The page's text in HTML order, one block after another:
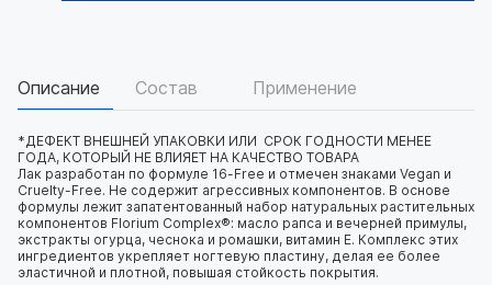
Описание Состав Применение
*ДЕФЕКТ ВНЕШНЕЙ УПАКОВКИ ИЛИ СРОК ГОДНОСТИ МЕНЕЕ
ГОДА, КОТОРЫЙ НЕ ВЛИЯЕТ НА КАЧЕСТВО ТОВАРА
Лак разработан по формуле 16-Free и отмечен знаками Vegan и
Cruelty-Free. Не содержит агрессивных компонентов. В основе
формулы лежит запатентованный набор натуральных растительных
компонентов Florium Complex®: масло рапса и вечерней примулы,
экстракты огурца, чеснока и ромашки, витамин E. Комплекс этих
ингредиентов укрепляет ногтевую пластину, делая ее более
эластичной и плотной, повышая стойкость покрытия.